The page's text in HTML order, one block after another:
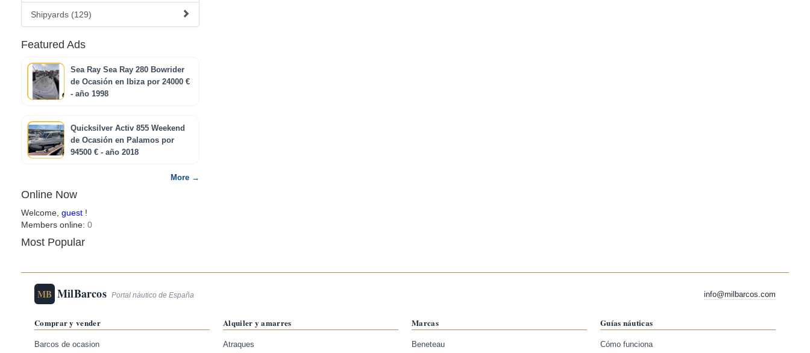
Shipyards (129)
Featured Ads
Sea Ray Sea Ray 280 Bowrider
de Ocasión en Ibiza por 24000 €
- año 1998
Quicksilver Activ 855 Weekend
de Ocasión en Palamos por
94500 € - año 2018
More →
Online Now
Welcome, guest !
Members online: 0
Most Popular
MB MilBarcos Portal náutico de España info@milbarcos.com
Comprar y vender
Barcos de ocasion
Alquiler y amarres
Atraques
Marcas
Beneteau
Guías náuticas
Cómo funciona